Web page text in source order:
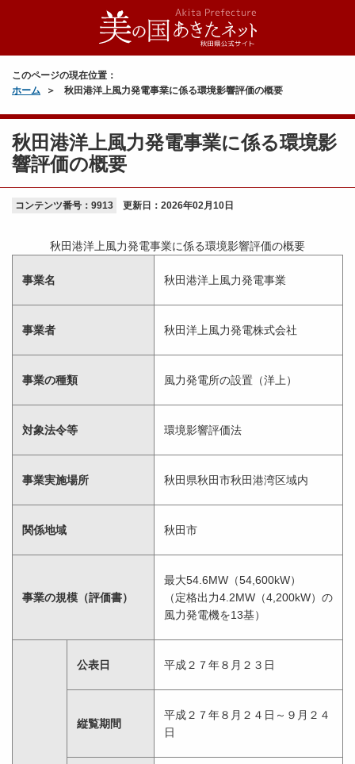
このページの現在位置：
ホーム
秋田港洋上風力発電事業に係る環境影響評価の概要
秋田港洋上風力発電事業に係る環境影
響評価の概要
コンテンツ番号：9913 更新日： 2026年02月10日
秋田港洋上風力発電事業に係る環境影響評価の概要
事業名 秋田港洋上風力発電事業
事業者 秋田洋上風力発電株式会社
事業の種類 風力発電所の設置（洋上）
対象法令等 環境影響評価法
事業実施場所 秋田県秋田市秋田港湾区域内
関係地域 秋田市
事業の規模（評価書）
最大54.6MW（54,600kW）
（定格出力4.2MW（4,200kW）の
風力発電機を13基）
公表日 平成２７年８月２３日
縦覧期間
平成２７年８月２４日～９月２４
日